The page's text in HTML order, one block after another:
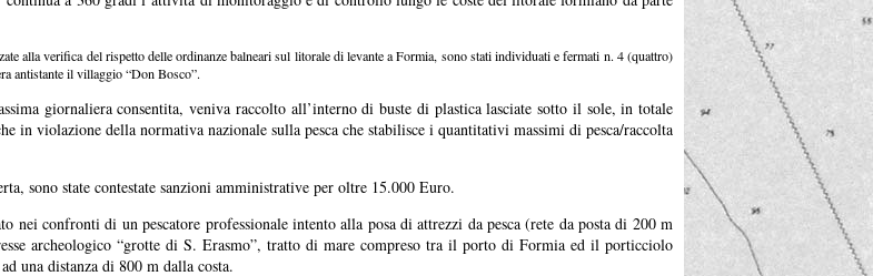
alla verifica del rispetto delle ordinanze balneari sul litorale di levante a Formia, sono stati individuati e fermati n. 4 (quattro)
antistante il villaggio “Don Bosco”.
giornaliera consentita, veniva raccolto all’interno di buste di plastica lasciate sotto il sole, in totale
in violazione della normativa nazionale sulla pesca che stabilisce i quantitativi massimi di pesca/raccolta
sono state contestate sanzioni amministrative per oltre 15.000 Euro.
nei confronti di un pescatore professionale intento alla posa di attrezzi da pesca (rete da posta di 200 m
archeologico “grotte di S. Erasmo”, tratto di mare compreso tra il porto di Formia ed il porticciolo
una distanza di 800 m dalla costa.